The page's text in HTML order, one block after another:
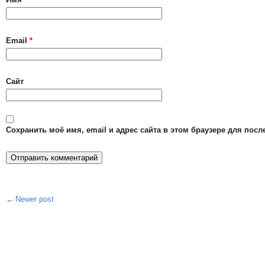
Email *
Сайт
Сохранить моё имя, email и адрес сайта в этом браузере для
Post
Newer post